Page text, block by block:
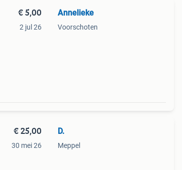
€ 5,00
2 jul 26
Annelieke
Voorschoten
€ 25,00
30 mei 26
D.
Meppel